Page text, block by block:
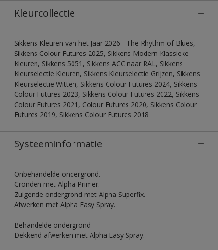
Kleurcollectie
Sikkens Kleuren van het Jaar 2026 - The Rhythm of Blues,
Sikkens Colour Futures 2025, Sikkens Modern Klassieke
Kleuren, Sikkens 5051, Sikkens ACC naar RAL, Sikkens
Kleurselectie Kleuren, Sikkens Kleurselectie Grijzen, Sikkens
Kleurselectie Witten, Sikkens Colour Futures 2024, Sikkens
Colour Futures 2023, Sikkens Colour Futures 2022, Sikkens
Colour Futures 2021, Colour Futures 2020, Sikkens Colour
Futures 2019, Sikkens Colour Futures 2018
Systeeminformatie
Onbehandelde ondergrond.
Gronden met Alpha Primer.
Zuigende ondergrond met Alpha Superfix.
Afwerken met Alpha Easy Spray.
Behandelde ondergrond.
Dekkend afwerken met Alpha Easy Spray.